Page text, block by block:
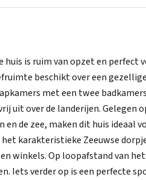
is ruim van opzet en
beschikt over een
met een twee
uit over de landerijen. Gelegen
de zee, maken dit huis ideaal
karakteristieke Zeeuwse
winkels. Op loopafstand van
Iets verder op is een perfecte